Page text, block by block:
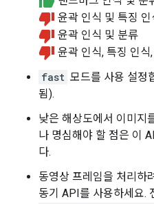
윤곽 인식 및 특징 인
윤곽 인식 및 분류
윤곽 인식, 특징 인식
fast 모드를 사용 설정
됨).
낮은 해상도에서 이미지
나 명심해야 할 점은 이
다.
동영상 프레임을 처리하
동기 API를 사용하세요.